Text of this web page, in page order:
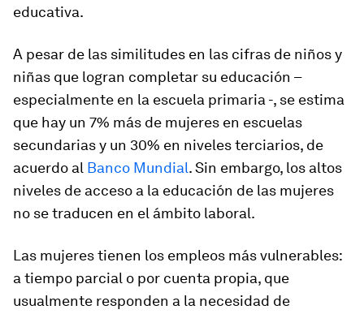
educativa.
A pesar de las similitudes en las cifras de niños y
niñas que logran completar su educación –
especialmente en la escuela primaria -, se estima
que hay un 7% más de mujeres en escuelas
secundarias y un 30% en niveles terciarios, de
acuerdo al Banco Mundial. Sin embargo, los altos
niveles de acceso a la educación de las mujeres
no se traducen en el ámbito laboral.
Las mujeres tienen los empleos más vulnerables:
a tiempo parcial o por cuenta propia, que
usualmente responden a la necesidad de